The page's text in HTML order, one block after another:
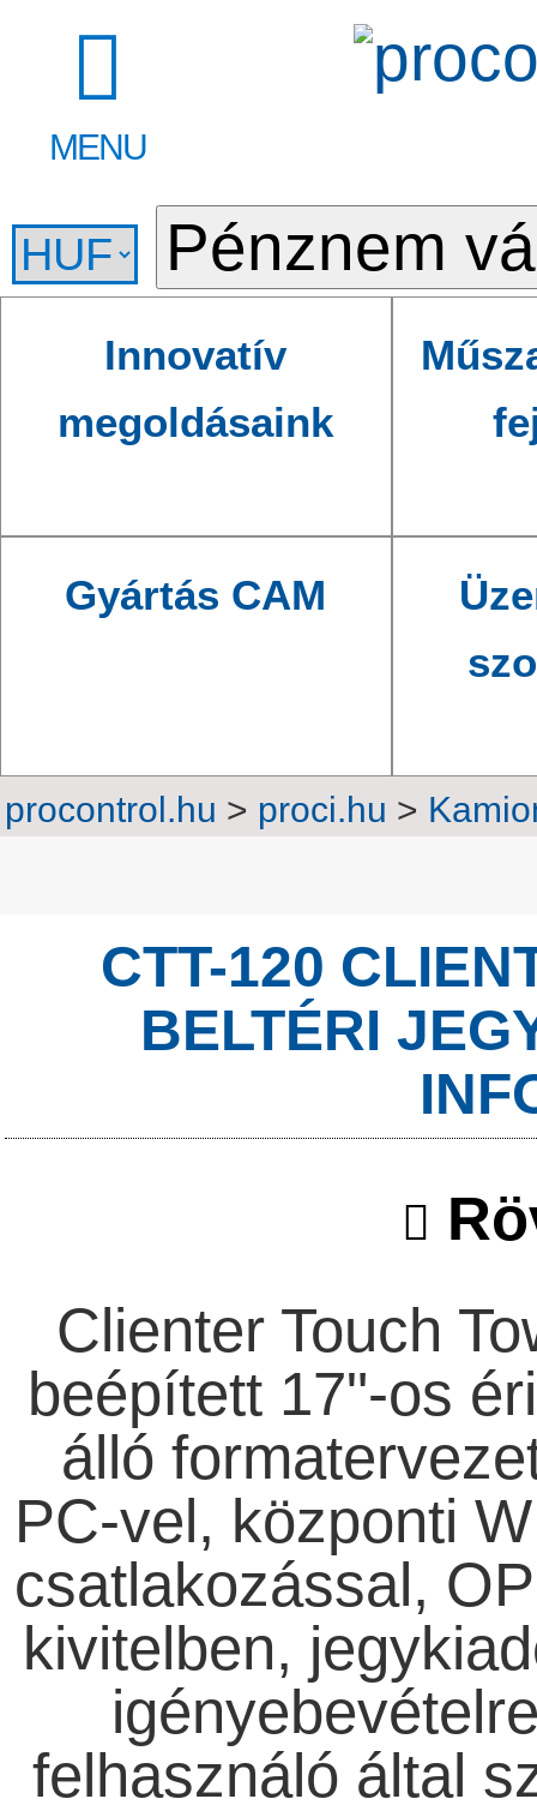
MENU
Innovatív
megoldásaink
Gyártás CAM
procontrol.hu > proci.hu >
CTT-120
BELTÉRI
Clienter Touch
beépített 17"-os
álló
PC-vel, központi
csatlakozással,
kivitelben,
felhasználó által